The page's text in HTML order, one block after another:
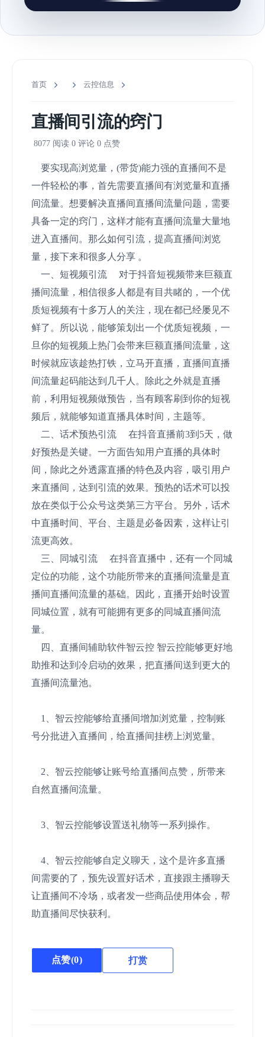
首页 云控信息
直播间引流的窍门
8077 阅读 0 评论 0 点赞
要实现高浏览量，(带货)能力强的直播间不是
一件轻松的事，首先需要直播间有浏览量和直播
间流量。想要解决直播间直播间流量问题，需要
具备一定的窍门，这样才能有直播间流量大量地
进入直播间。那么如何引流，提高直播间浏览
量，接下来和很多人分享 。
一、短视频引流 对于抖音短视频带来巨额直
播间流量，相信很多人都是有目共睹的，一个优
质短视频有十多万人的关注，现在都已经屡见不
鲜了。所以说，能够策划出一个优质短视频，一
旦你的短视频上热门会带来巨额直播间流量，这
时候就应该趁热打铁，立马开直播，直播间直播
间流量起码能达到几千人。除此之外就是直播
前，利用短视频做预告，当有顾客刷到你的短视
频后，就能够知道直播具体时间，主题等。
二、话术预热引流 在抖音直播前3到5天，做
好预热是关键。一方面告知用户直播的具体时
间，除此之外透露直播的特色及内容，吸引用户
来直播间，达到引流的效果。预热的话术可以投
放在类似于公众号这类第三方平台。另外，话术
中直播时间、平台、主题是必备因素，这样让引
流更高效。
三、同城引流 在抖音直播中，还有一个同城
定位的功能，这个功能所带来的直播间流量是直
播间直播间流量的基础。因此，直播开始时设置
同城位置，就有可能拥有更多的同城直播间流
量。
四、直播间辅助软件智云控 智云控能够更好地
助推和达到冷启动的效果，把直播间送到更大的
直播间流量池。
1、智云控能够给直播间增加浏览量，控制账
号分批进入直播间，给直播间挂榜上浏览量。
2、智云控能够让账号给直播间点赞，所带来
自然直播间流量。
3、智云控能够设置送礼物等一系列操作。
4、智云控能够自定义聊天，这个是许多直播
间需要的了，预先设置好话术，直接跟主播聊天
让直播间不冷场，或者发一些商品使用体会，帮
助直播间尽快获利。
点赞(0) 打赏